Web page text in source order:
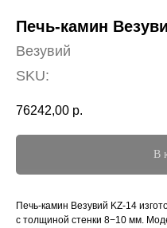
Печь-камин
Везувий
SKU:
76242,00 р.
В
Печь-камин Везуви й KZ-14
с толщиной стенки 8−10 мм.